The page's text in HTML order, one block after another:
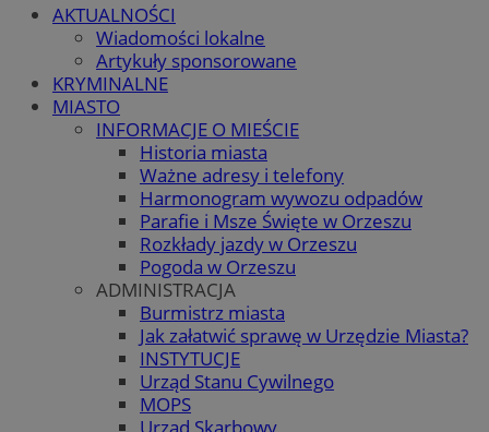
AKTUALNOŚCI
Wiadomości lokalne
Artykuły sponsorowane
KRYMINALNE
MIASTO
INFORMACJE O MIEŚCIE
Historia miasta
Ważne adresy i telefony
Harmonogram wywozu odpadów
Parafie i Msze Święte w Orzeszu
Rozkłady jazdy w Orzeszu
Pogoda w Orzeszu
ADMINISTRACJA
Burmistrz miasta
Jak załatwić sprawę w Urzędzie Miasta?
INSTYTUCJE
Urząd Stanu Cywilnego
MOPS